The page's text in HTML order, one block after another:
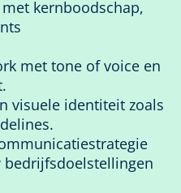
kernboodschap,
met tone ofvoice en
.
visuele identiteit zoals
.
bedrijfsdoelstellingen